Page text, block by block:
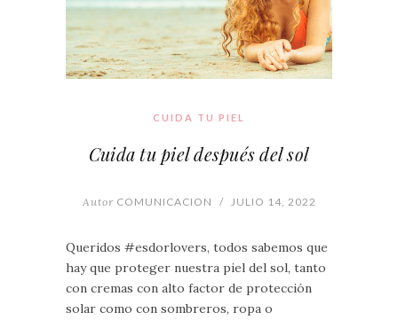
CUIDA TU PIEL
Cuida tu piel después del sol
AutorCOMUNICACION / JULIO 14, 2022
Queridos #esdorlovers, todos sabemos que
hay que proteger nuestra piel del sol, tanto
con cremas con alto factor de protección
solar como con sombreros, ropa o